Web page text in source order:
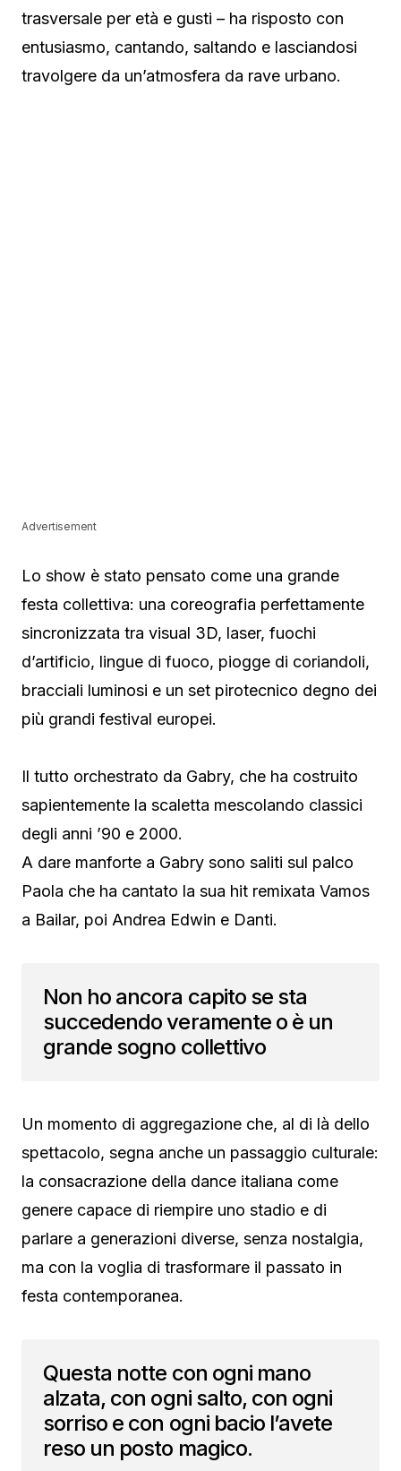
trasversale per età e gusti – ha risposto con
entusiasmo, cantando, saltando e lasciandosi
travolgere da un’atmosfera da rave urbano.
Advertisement
Lo show è stato pensato come una grande
festa collettiva: una coreografia perfettamente
sincronizzata tra visual 3D, laser, fuochi
d’artificio, lingue di fuoco, piogge di coriandoli,
bracciali luminosi e un set pirotecnico degno dei
più grandi festival europei.
Il tutto orchestrato da Gabry, che ha costruito
sapientemente la scaletta mescolando classici
degli anni ’90 e 2000.
A dare manforte a Gabry sono saliti sul palco
Paola che ha cantato la sua hit remixata Vamos
a Bailar, poi Andrea Edwin e Danti.
Non ho ancora capito se sta
succedendo veramente o è un
grande sogno collettivo
Un momento di aggregazione che, al di là dello
spettacolo, segna anche un passaggio culturale:
la consacrazione della dance italiana come
genere capace di riempire uno stadio e di
parlare a generazioni diverse, senza nostalgia,
ma con la voglia di trasformare il passato in
festa contemporanea.
Questa notte con ogni mano
alzata, con ogni salto, con ogni
sorriso e con ogni bacio l’avete
reso un posto magico.